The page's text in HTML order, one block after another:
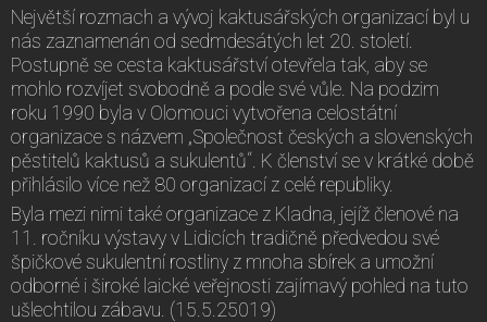
Největší rozmach a vývoj kaktusářských organizací byl u
nás zaznamenán od sedmdesátých let 20. století.
Postupně se cesta kaktusářství otevřela tak, aby se
mohlo rozvíjet svobodně a podle své vůle. Na podzim
roku 1990 byla v Olomouci vytvořena celostátní
organizace s názvem „Společnost českých a slovenských
pěstitelů kaktusů a sukulentů“. K členství se v krátké době
přihlásilo více než 80 organizací z celé republiky.
Byla mezi nimi také organizace z Kladna, jejíž členové na
11. ročníku výstavy v Lidicích tradičně předvedou své
špičkové sukulentní rostliny z mnoha sbírek a umožní
odborné i široké laické veřejnosti zajímavý pohled na tuto
ušlechtilou zábavu. (15.5.25019)